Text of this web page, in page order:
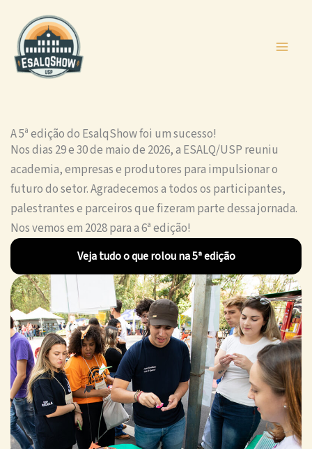
para
conteúdo
A 5ª edição do EsalqShow foi um sucesso!
Nos dias 29 e 30 de maio de 2026, a ESALQ/USP reuniu
academia, empresas e produtores para impulsionar o
futuro do setor. Agradecemos a todos os participantes,
palestrantes e parceiros que fizeram parte dessa jornada.
Nos vemos em 2028 para a 6ª edição!
Veja tudo o que rolou na 5ª edição